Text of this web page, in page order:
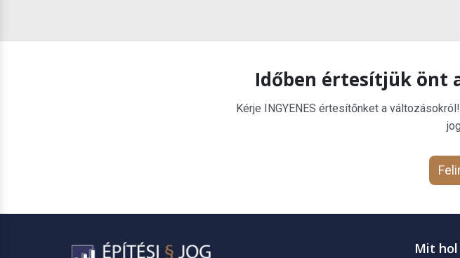
Időben értesítjük önt
Kérje INGYENES értesítőnket a
Mit